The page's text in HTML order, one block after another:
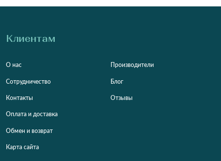
Клиентам
О нас
Сотрудничество
Контакты
Оплата и доставка
Обмен и возврат
Карта сайта
Производители
Блог
Отзывы